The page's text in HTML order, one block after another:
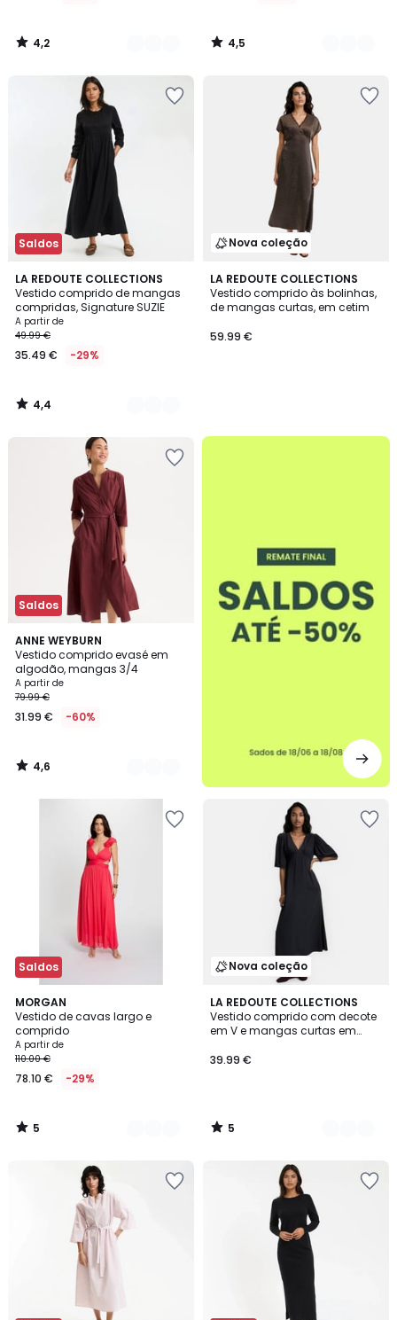
31.04
€
desconto
aplicado.
4,2
/
4,5
/
Saldos
LA REDOUTE COLLECTIONS
Vestido comprido de mangas
compridas, Signature SUZIE
A partir de
49.99 €
35.49 € -29%
4,4
/ 5
2
Cores
4,4
/
Nova coleção
LA REDOUTE COLLECTIONS
Vestido comprido às bolinhas,
de mangas curtas, em cetim
59.99 €
Saldos
ANNE WEYBURN
Vestido comprido evasé em
algodão, mangas 3/4
A partir de
79.99 €
31.99 € -60%
4,6
/ 5
2
Cores
4,6
/
até
Saldos
MORGAN
Vestido de cavas largo e
comprido
A partir de
110.00 €
78.10 € -29%
5
/
5
2
Cores
5
/
Nova coleção
LA REDOUTE COLLECTIONS
Vestido comprido com decote
em V e mangas curtas em
39.99 €
5
/
5
2
Cores
5
/